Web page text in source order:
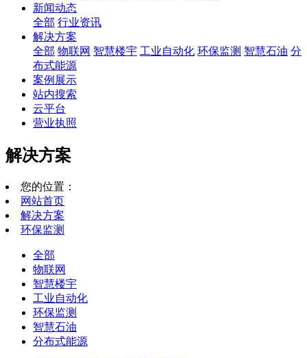
新闻动态
全部 行业资讯
解决方案
全部 物联网 智慧楼宇 工业自动化 环保监测 智慧石油 分
布式能源
案例展示
站内搜索
云平台
营业执照
解决方案
您的位置：
网站首页
解决方案
环保监测
全部
物联网
智慧楼宇
工业自动化
环保监测
智慧石油
分布式能源